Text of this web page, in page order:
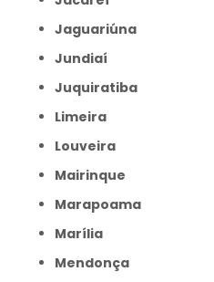
Jaguariúna
Jundiaí
Juquiratiba
Limeira
Louveira
Mairinque
Marapoama
Marília
Mendonça